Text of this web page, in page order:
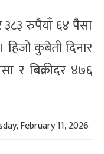
रुपैयाँ ६४ पैसा
हिजो कुबेती दिनार
र बिक्रीदर ४७६
February 11, 2026